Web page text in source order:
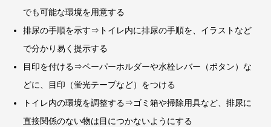
でも可能な環境を用意する
排尿の手順を示す⇒トイレ内に排尿の手順を、イラストなど
で分かり易く提示する
目印を付ける⇒ペーパーホルダーや水栓レバー（ボタン）な
どに、目印（蛍光テープなど）をつける
トイレ内の環境を調整する⇒ゴミ箱や掃除用具など、排尿に
直接関係のない物は目につかないようにする